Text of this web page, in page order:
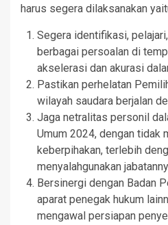
harus segera dilaksanakan
Segera identifikasi,
berbagai persoalan di
akselerasi dan akurasi
Pastikan perhelatan
wilayah saudara berjalan
Jaga netralitas personil
Umum 2024, dengan tidak
keberpihakan, terlebih
menyalahgunakan
Bersinergi dengan Badan
aparat penegak hukum
mengawal persiapan